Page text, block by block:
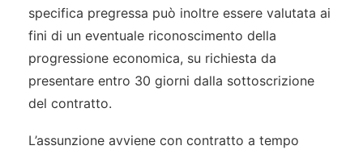
specifica pregressa può inoltre essere valutata ai
fini di un eventuale riconoscimento della
progressione economica, su richiesta da
presentare entro 30 giorni dalla sottoscrizione
del contratto.
L’assunzione avviene con contratto a tempo